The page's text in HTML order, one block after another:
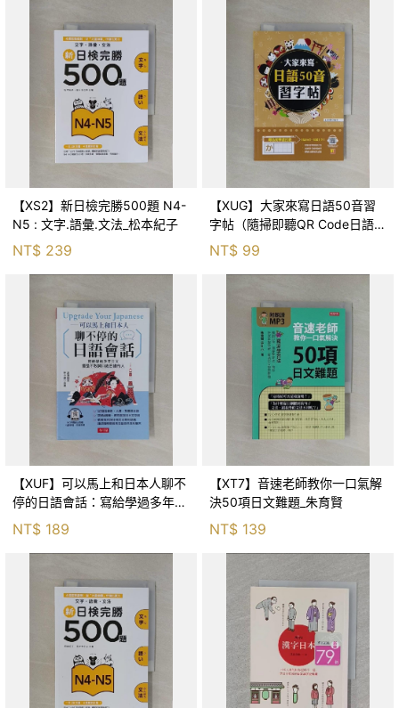
【XS2】新日檢完勝500題 N4-
N5 : 文字.語彙.文法_松本紀子
NT$ 239
【XUG】大家來寫日語50音習
字帖（隨掃即聽QR Code日語
50音語音檔 MP3）_上杉哲
NT$ 99
【XUF】可以馬上和日本人聊不
停的日語會話：寫給學過多年日
文，還是不敢開口說日語的人
(附QR Code線上學習音檔)_渡
邊由里, 林
NT$ 189
【XT7】音速老師教你一口氣解
決50項日文難題_朱育賢
NT$ 139